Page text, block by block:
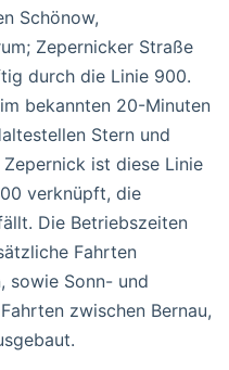
Schönow,
Zepernicker Straße
durch die Linie 900.
bekannten 20-Minuten
Stern und
ist diese Linie
verknüpft, die
Die Betriebszeiten
Fahrten
sowie Sonn- und
zwischen Bernau,